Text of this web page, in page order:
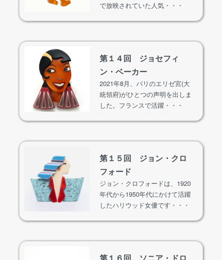
で放映されていた人気・・・
第１４回 ジョセフィ
ン・ベーカー
2021年8月、パリのエリゼ宮(大
統領府)がひとつの声明を出しま
した。フランスで活躍・・・
第１５回 ジョン・クロ
フォード
ジョン・クロフォードは、1920
年代から1950年代にかけて活躍
したハリウッド女優です・・・